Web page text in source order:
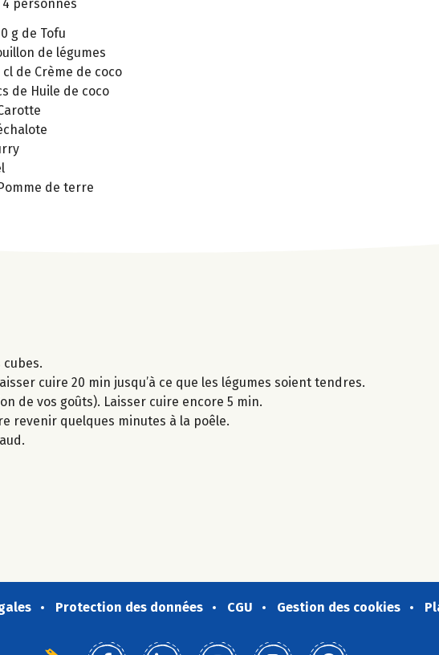
4 personnes
g de Tofu
de légumes
cl de Crème de coco
de Huile de coco
de terre
cuire 20 min jusqu’à ce que les légumes soient tendres.
de vos goûts). Laisser cuire encore 5 min.
revenir quelques minutes à la poêle.
Protection des données CGU Gestion des cookies